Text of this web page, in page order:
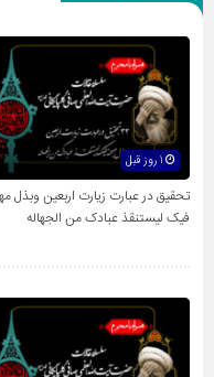
1 روز قبل
تحقیق در عبارت زیارت اربعین وبذل
فیک لیستنقذ عبادک من الجهاله